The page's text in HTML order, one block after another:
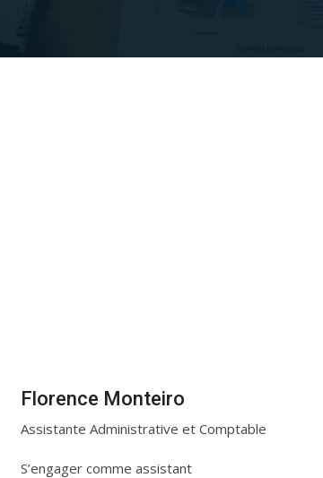
Florence Monteiro
Assistante Administrative et Comptable
S’engager comme assistant